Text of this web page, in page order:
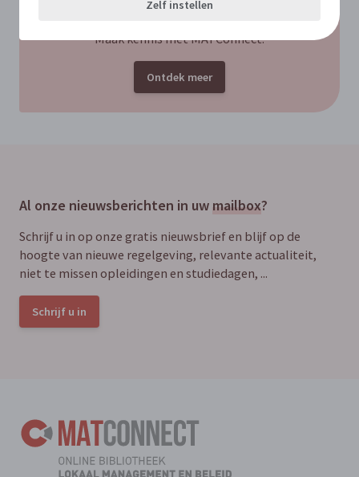
Zelf instellen
Nog geen abonnee?
Maak kennis met MATConnect.
Ontdek meer
Al onze nieuwsberichten in uw mailbox?
Schrijf u in op onze gratis nieuwsbrief en blijf op de
hoogte van nieuwe regelgeving, relevante actualiteit,
niet te missen opleidingen en studiedagen, ...
Schrijf u in